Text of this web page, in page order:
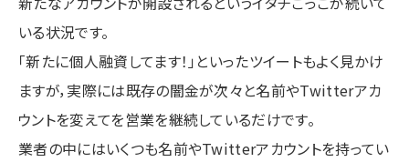
いる状況です。
「新たに個人融資してます！」といったツイートもよく見かけ
ますが，実際には既存の闇金が次々と名前やTwitterアカ
ウントを変えてを営業を継続しているだけです。
業者の中にはいくつも名前やTwitterアカウントを持ってい